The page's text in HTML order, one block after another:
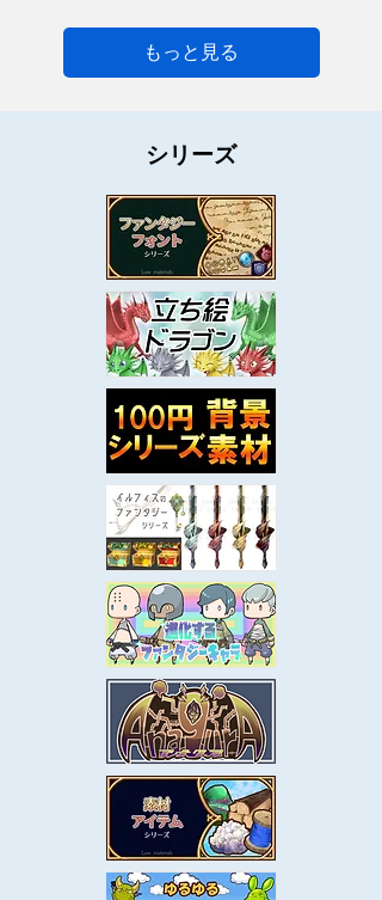
もっと見る
シリーズ